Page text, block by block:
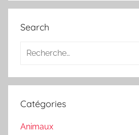
Search
Recherche
:
Catégories
Animaux